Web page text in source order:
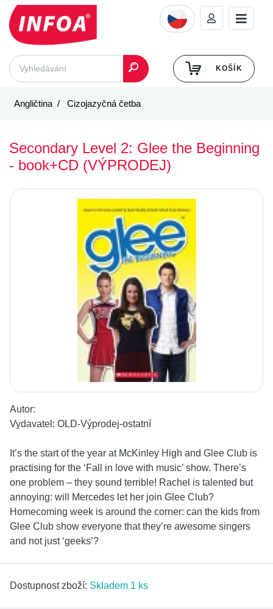
KOŠÍK
Angličtina Cizojazyčná četba
Secondary Level 2: Glee the Beginning
- book+CD (VÝPRODEJ)
Autor:
Vydavatel: OLD-Výprodej-ostatní
It’s the start of the year at McKinley High and Glee Club is
practising for the ‘Fall in love with music’ show. There’s
one problem – they sound terrible! Rachel is talented but
annoying: will Mercedes let her join Glee Club?
Homecoming week is around the corner: can the kids from
Glee Club show everyone that they’re awesome singers
and not just ‘geeks’?
Dostupnost zboží: Skladem 1 ks